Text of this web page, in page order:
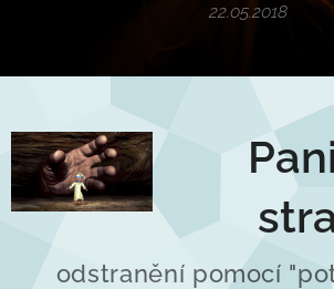
22.05.2018
odstranění pomocí